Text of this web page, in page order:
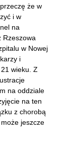
że w
i w
na
Rzeszowa
w Nowej
i
wieku. Z
na oddziale
na ten
z chorobą
jeszcze